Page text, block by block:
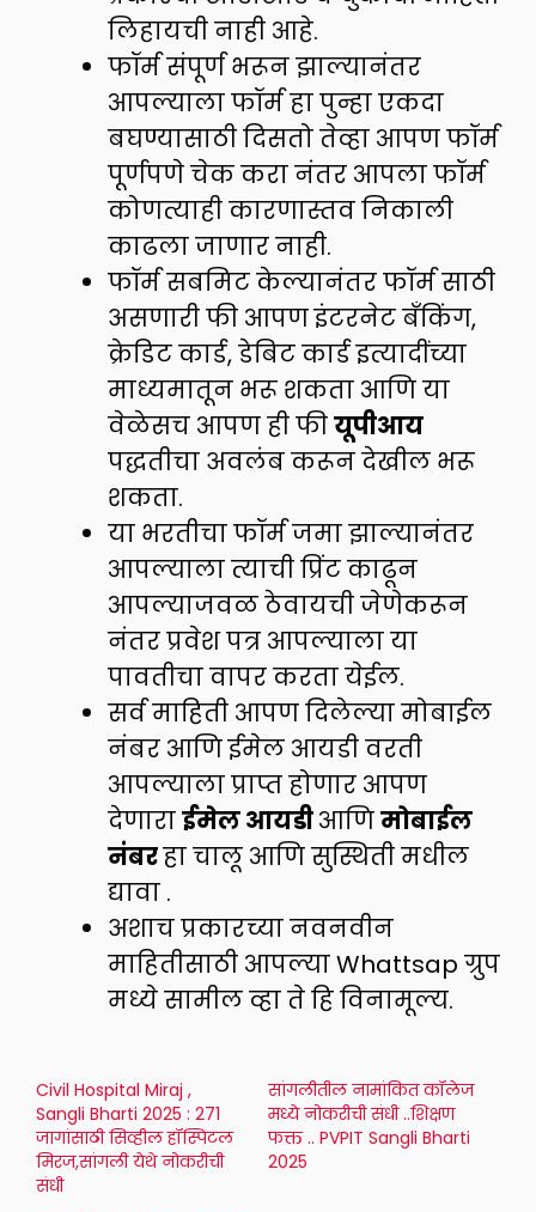
लिहायची नाही आहे.
फॉर्म संपूर्ण भरून झाल्यानंतर
आपल्याला फॉर्म हा पुन्हा एकदा
बघण्यासाठी दिसतो तेव्हा आपण फॉर्म
पूर्णपणे चेक करा नंतर आपला फॉर्म
कोणत्याही कारणास्तव निकाली
काढला जाणार नाही.
फॉर्म सबमिट केल्यानंतर फॉर्म साठी
असणारी फी आपण इंटरनेट बँकिंग,
क्रेडिट कार्ड, डेबिट कार्ड इत्यादींच्या
माध्यमातून भरू शकता आणि या
वेळेसच आपण ही फीयूपीआय
पद्धतीचा अवलंब करून देखील भरू
शकता.
या भरतीचा फॉर्म जमा झाल्यानंतर
आपल्याला त्याची प्रिंट काढून
आपल्याजवळ ठेवायची जेणेकरून
नंतर प्रवेश पत्र आपल्याला या
पावतीचा वापर करता येईल.
सर्व माहिती आपण दिलेल्या मोबाईल
नंबर आणि ईमेल आयडी वरती
आपल्याला प्राप्त होणार आपण
देणाराईमेल आयडीआणिमोबाईल
नंबरहा चालू आणि सुस्थिती मधील
द्यावा .
अशाच प्रकारच्या नवनवीन
माहितीसाठी आपल्या Whattsap ग्रुप
मध्ये सामील व्हा ते हि विनामूल्य.
Civil Hospital Miraj ,
Sangli Bharti 2025 : 271
जागांसाठी सिव्हील हॉस्पिटल
मिरज,सांगली येथे नोकरीची
संधी
सांगलीतील नामांकित कॉलेज
मध्ये नोकरीची संधी ..शिक्षण
फक्त .. PVPIT Sangli Bharti
2025